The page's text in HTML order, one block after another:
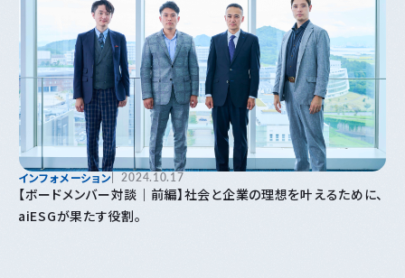
インフォメーション 2024.10.17
【ボードメンバー対談｜前編】社会と企業の理想を叶えるために、
aiESGが果たす役割。